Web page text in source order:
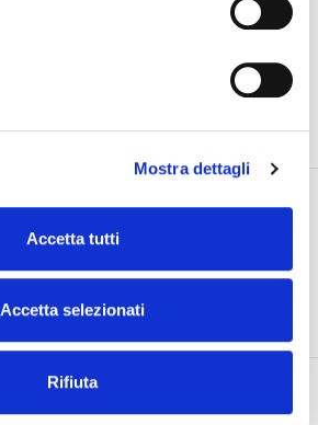
Mostra dettagli
Accetta tutti
Accetta selezionati
Rifiuta
新提高可持续
过选定的合作
新研发方法
了一个增值的电